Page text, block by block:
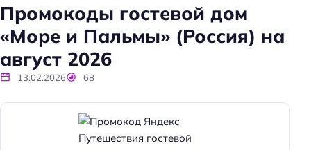
иПромокоды гостевой дом
«Море и Пальмы» (Россия) на
август 2026
13.02.2026 68